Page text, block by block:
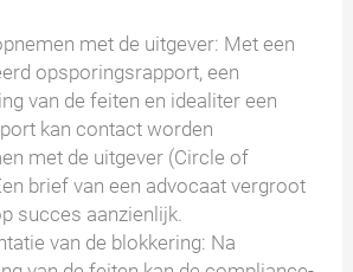
met de uitgever: Met een
opsporingsrapport, een
van de feiten en idealiter een
kan contact worden
met de uitgever (Circle of
brief van een advocaat vergroot
succes aanzienlijk.
van de blokkering: Na